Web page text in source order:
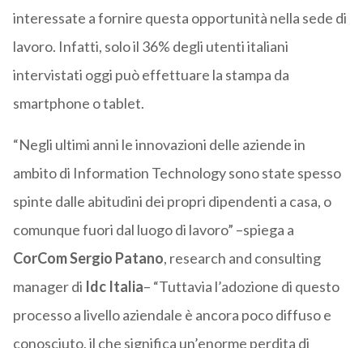
interessate a fornire questa opportunità nella sede di
lavoro. Infatti, solo il 36% degli utenti italiani
intervistati oggi può effettuare la stampa da
smartphone o tablet.
“Negli ultimi anni le innovazioni delle aziende in
ambito di Information Technology sono state spesso
spinte dalle abitudini dei propri dipendenti a casa, o
comunque fuori dal luogo di lavoro” –spiega a
CorComSergio Patano, research and consulting
manager di Idc Italia– “Tuttavia l’adozione di questo
processo a livello aziendale è ancora poco diffuso e
conosciuto, il che significa un’enorme perdita di